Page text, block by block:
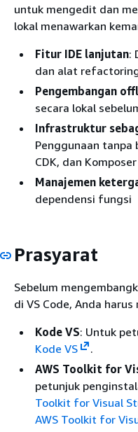
untuk mengedit dan
lokal menawarkan
Fitur IDE lanjutan:
dan alat
Pengembangan
secara lokal
Infrastruktur
Penggunaan tanpa
CDK, dan
Manajemen
dependensi fungsi
Prasyarat
Sebelum
di VS Code, Anda harus
Kode VS: Untuk
Kode VS
.
AWS Toolkit for
petunjuk
Toolkit for Visual
AWS Toolkit for